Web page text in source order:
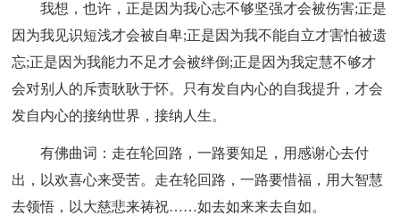
我想，也许，正是因为我心志不够坚强才会被伤害;正是
因为我见识短浅才会被自卑;正是因为我不能自立才害怕被遗
忘;正是因为我能力不足才会被绊倒;正是因为我定慧不够才
会对别人的斥责耿耿于怀。只有发自内心的自我提升，才会
发自内心的接纳世界，接纳人生。
有佛曲词：走在轮回路，一路要知足，用感谢心去付
出，以欢喜心来受苦。走在轮回路，一路要惜福，用大智慧
去领悟，以大慈悲来祷祝……如去如来来去自如。